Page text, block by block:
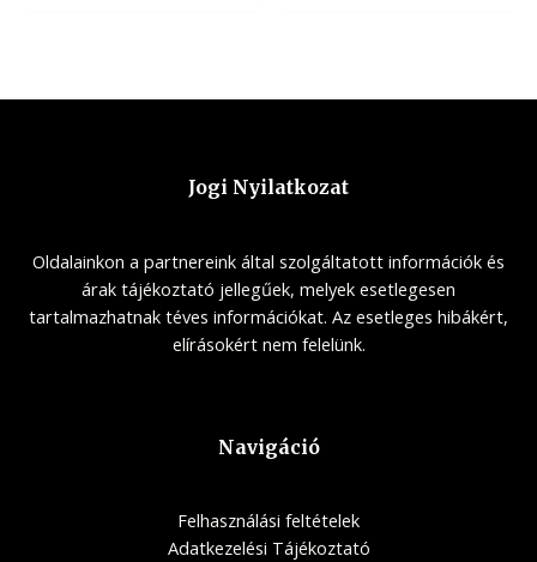
Jogi Nyilatkozat
Oldalainkon a partnereink által szolgáltatott információk és
árak tájékoztató jellegűek, melyek esetlegesen
tartalmazhatnak téves információkat. Az esetleges hibákért,
elírásokért nem felelünk.
Navigáció
Felhasználási feltételek
Adatkezelési Tájékoztató